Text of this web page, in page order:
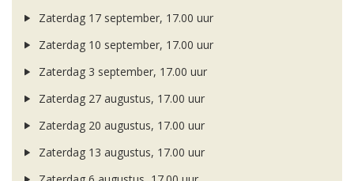
Zaterdag 17 september, 17.00 uur
Zaterdag 10 september, 17.00 uur
Zaterdag 3 september, 17.00 uur
Zaterdag 27 augustus, 17.00 uur
Zaterdag 20 augustus, 17.00 uur
Zaterdag 13 augustus, 17.00 uur